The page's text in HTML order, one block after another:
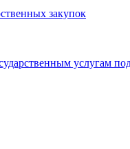
закупок
услугам